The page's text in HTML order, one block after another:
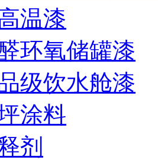
温漆
环氧储罐漆
级饮水舱漆
涂料
剂